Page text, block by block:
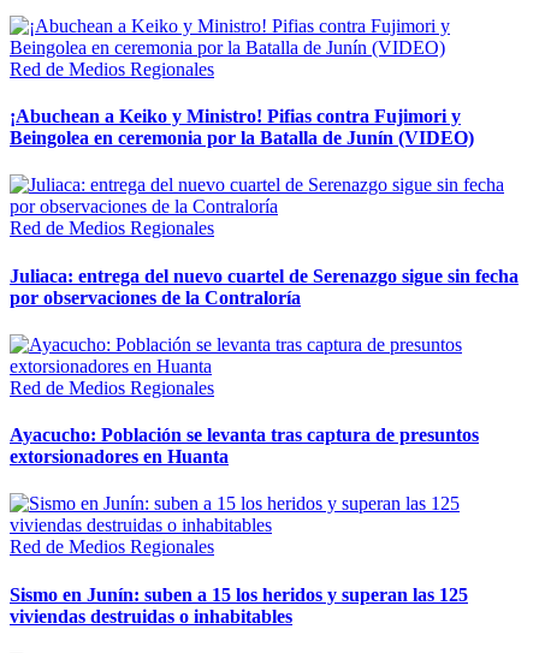
Red de Medios Regionales
¡Abuchean a Keiko y Ministro! Pifias contra Fujimori y
Beingolea en ceremonia por la Batalla de Junín (VIDEO)
Red de Medios Regionales
Juliaca: entrega del nuevo cuartel de Serenazgo sigue sin fecha
por observaciones de la Contraloría
Red de Medios Regionales
Ayacucho: Población se levanta tras captura de presuntos
extorsionadores en Huanta
Red de Medios Regionales
Sismo en Junín: suben a 15 los heridos y superan las 125
viviendas destruidas o inhabitables